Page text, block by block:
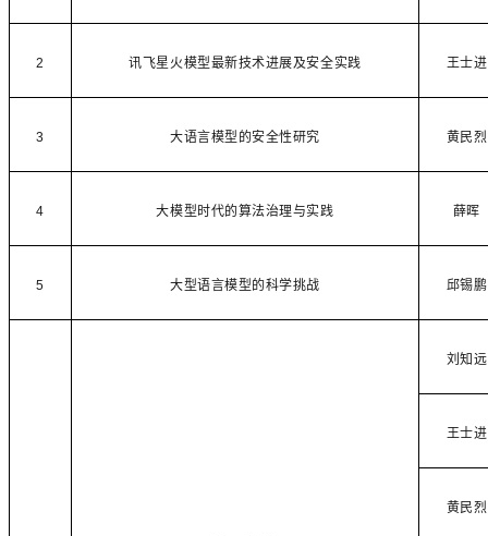
2 讯飞星火模型最新技术进展及安全实践 王士进
3 大语言模型的安全性研究 黄民烈
4 大模型时代的算法治理与实践 薛晖
5 大型语言模型的科学挑战 邱锡鹏
刘知远
王士进
黄民烈